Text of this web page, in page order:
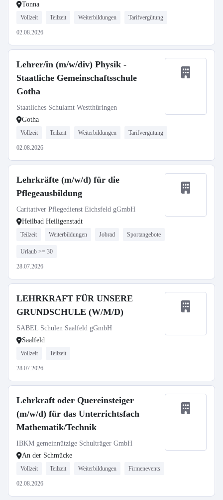
Tonna
Vollzeit Teilzeit Weiterbildungen Tarifvergütung
02.08.2026
Lehrer/in (m/w/div) Physik -
Staatliche Gemeinschaftsschule
Gotha
Staatliches Schulamt Westthüringen
Gotha
Vollzeit Teilzeit Weiterbildungen Tarifvergütung
02.08.2026
Lehrkräfte (m/w/d) für die
Pflegeausbildung
Caritativer Pflegedienst Eichsfeld gGmbH
Heilbad Heiligenstadt
Teilzeit Weiterbildungen Jobrad Sportangebote
Urlaub >= 30
28.07.2026
LEHRKRAFT FÜR UNSERE
GRUNDSCHULE (W/M/D)
SABEL Schulen Saalfeld gGmbH
Saalfeld
Vollzeit Teilzeit
28.07.2026
Lehrkraft oder Quereinsteiger
(m/w/d) für das Unterrichtsfach
Mathematik/Technik
IBKM gemeinnützige Schulträger GmbH
An der Schmücke
Vollzeit Teilzeit Weiterbildungen Firmenevents
02.08.2026